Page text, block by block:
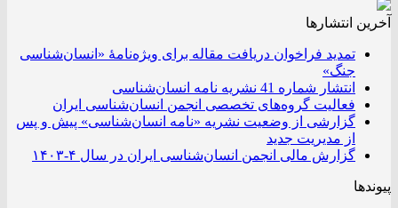
آخرین انتشار‌ها
تمدید فراخوان دریافت مقاله برای ویژه‌نامۀ «انسان‌شناسی
جنگ»
انتشار شماره 41 نشریه نامه انسان‌شناسی
فعالیت گروه‌های تخصصی انجمن انسان‌شناسی ایران
گزارشی از وضعیت نشریه «نامه انسان‌شناسی» پیش و پس
از مدیریت جدید
گزارش مالی انجمن انسان‌شناسی ایران در سال ۴-۱۴۰۳
پیوندها